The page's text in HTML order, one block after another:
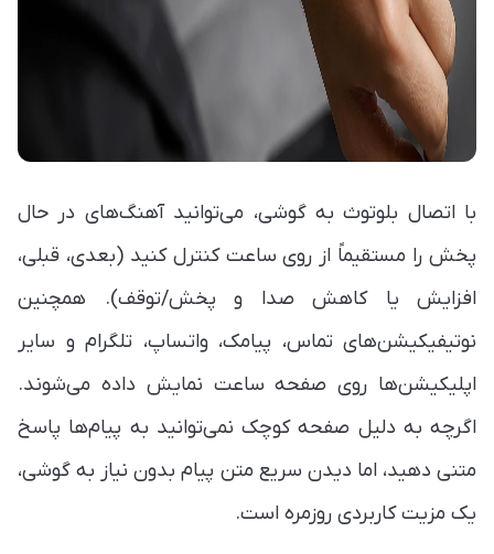
با اتصال بلوتوث به گوشی، می‌توانید آهنگ‌های در حال
پخش را مستقیماً از روی ساعت کنترل کنید (بعدی، قبلی،
افزایش یا کاهش صدا و پخش/توقف). همچنین
نوتیفیکیشن‌های تماس، پیامک، واتساپ، تلگرام و سایر
اپلیکیشن‌ها روی صفحه ساعت نمایش داده می‌شوند.
اگرچه به دلیل صفحه کوچک نمی‌توانید به پیام‌ها پاسخ
متنی دهید، اما دیدن سریع متن پیام بدون نیاز به گوشی،
یک مزیت کاربردی روزمره است.